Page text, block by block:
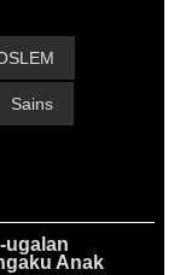
Sains
ugalan
Anak